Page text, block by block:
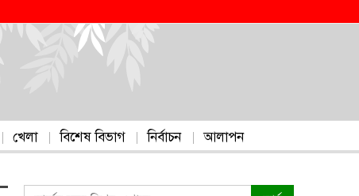
খেলা বিশেষ বিভাগ নির্বাচন আলাপন